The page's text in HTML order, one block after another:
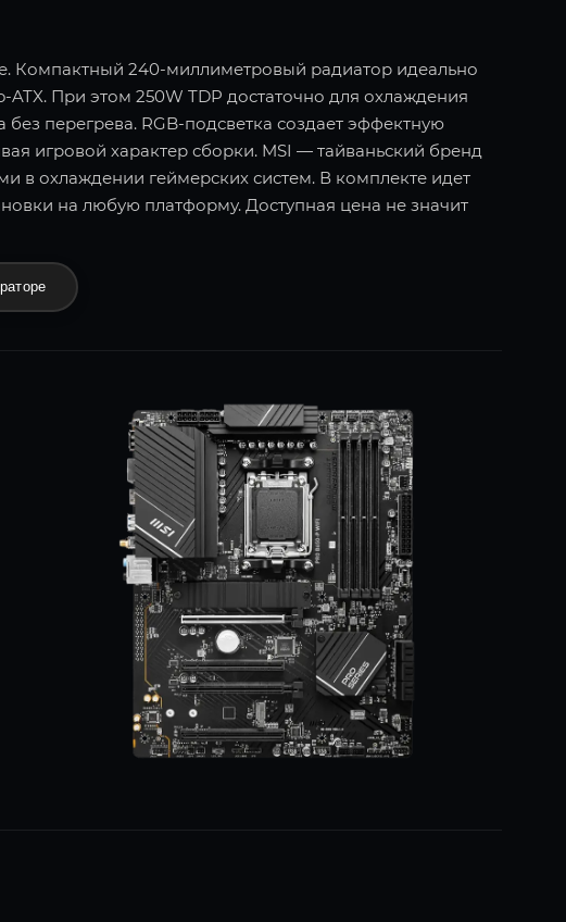
Компактный 240-миллиметровый радиатор идеально
При этом 250W TDP достаточно для охлаждения
перегрева. RGB-подсветка создает эффектную
игровой характер сборки. MSI — тайваньский бренд
в охлаждении геймерских систем. В комплекте идет
на любую платформу. Доступная цена не значит